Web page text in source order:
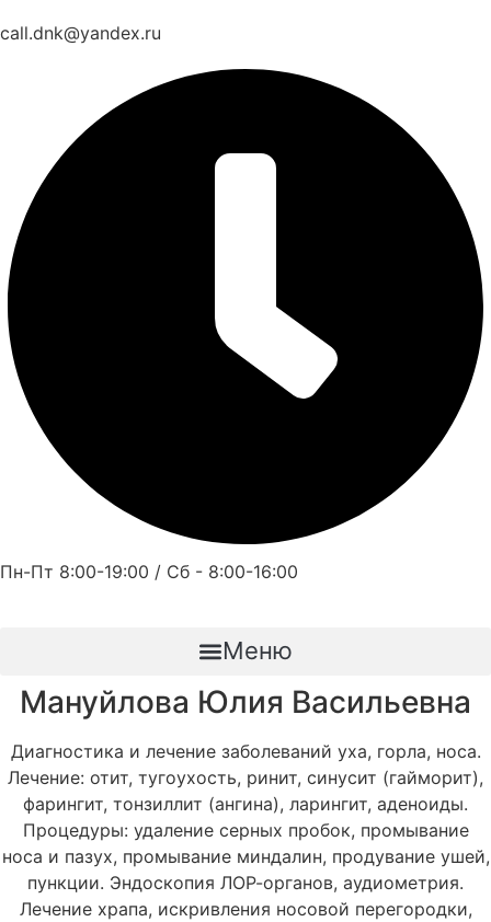
call.dnk@yandex.ru
Пн-Пт 8:00-19:00 / Сб - 8:00-16:00
Меню
Мануйлова Юлия Васильевна
Диагностика и лечение заболеваний уха, горла, носа.
Лечение: отит, тугоухость, ринит, синусит (гайморит),
фарингит, тонзиллит (ангина), ларингит, аденоиды.
Процедуры: удаление серных пробок, промывание
носа и пазух, промывание миндалин, продувание ушей,
пункции. Эндоскопия ЛОР-органов, аудиометрия.
Лечение храпа, искривления носовой перегородки,